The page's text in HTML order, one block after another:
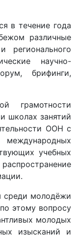
в течение года
различные
регионального
научно-
брифинги,
грамотности
школах занятий
ООН с
учебных
среди молодёжи
этому вопросу
молодых
изысканий и